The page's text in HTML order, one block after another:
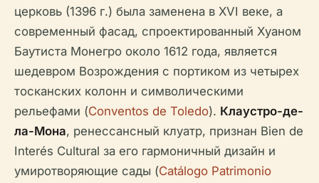
церковь (1396 г.) была заменена в XVI веке, а
современный фасад, спроектированный Хуаном
Баутиста Монегро около 1612 года, является
шедевром Возрождения с портиком из четырех
тосканских колонн и символическими
рельефами (Conventos de Toledo). Клаустро-де-
ла-Мона, ренессансный клуатр, признан Bien de
Interés Cultural за его гармоничный дизайн и
умиротворяющие сады (Catálogo Patrimonio